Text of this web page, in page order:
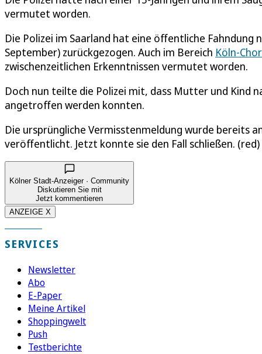
vermutet worden.
Die Polizei im Saarland hat eine öffentliche Fahndung
September) zurückgezogen. Auch im Bereich Köln-
zwischenzeitlichen Erkenntnissen vermutet worden.
Doch nun teilte die Polizei mit, dass Mutter und Kind
angetroffen werden konnten.
Die ursprüngliche Vermisstenmeldung wurde bereits
veröffentlicht. Jetzt konnte sie den Fall schließen. (red)
Kölner Stadt-Anzeiger · Community
Diskutieren Sie mit
Jetzt kommentieren
ANZEIGE X
SERVICES
Newsletter
Abo
E-Paper
Meine Artikel
Shoppingwelt
Push
Testberichte